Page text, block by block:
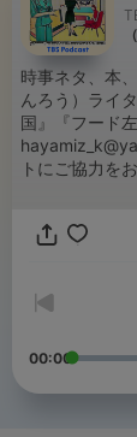
時事ネタ、本
んろう）ライ
国』『フード
トにご協力を
https://
00:00